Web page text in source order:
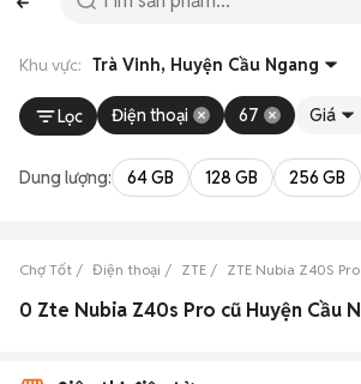
Khu vực: Trà Vinh, Huyện Cầu Ngang
Lọc Điện thoại 67 Giá
Dung lượng: 64 GB 128 GB 256 GB
Chợ Tốt Điện thoại ZTE ZTE Nubia Z40S Pro